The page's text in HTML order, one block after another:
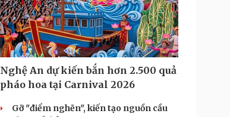
Nghệ An dự kiến bắn hơn 2.500 quả
pháo hoa tại Carnival 2026
Gỡ "điểm nghẽn", kiến tạo nguồn cầu